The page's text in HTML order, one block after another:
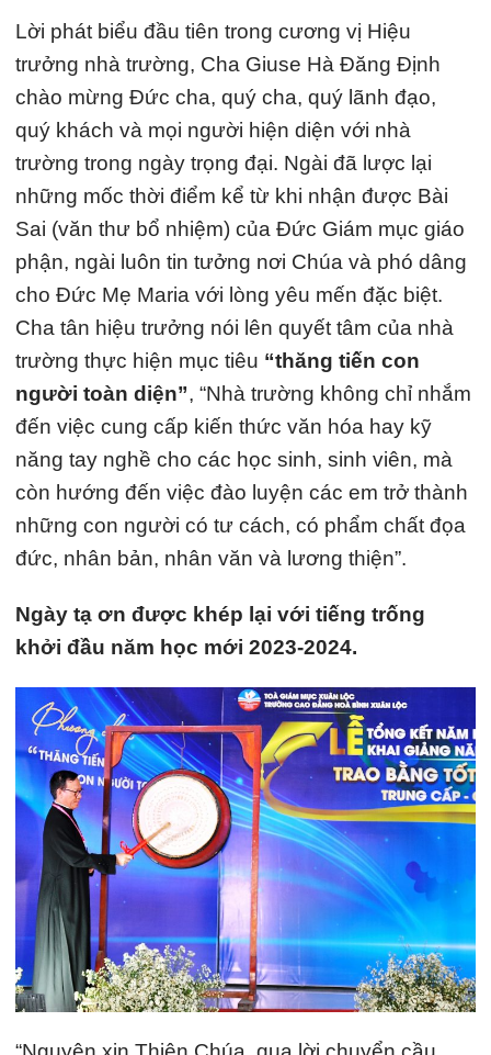
Lời phát biểu đầu tiên trong cương vị Hiệu
trưởng nhà trường, Cha Giuse Hà Đăng Định
chào mừng Đức cha, quý cha, quý lãnh đạo,
quý khách và mọi người hiện diện với nhà
trường trong ngày trọng đại. Ngài đã lược lại
những mốc thời điểm kể từ khi nhận được Bài
Sai (văn thư bổ nhiệm) của Đức Giám mục giáo
phận, ngài luôn tin tưởng nơi Chúa và phó dâng
cho Đức Mẹ Maria với lòng yêu mến đặc biệt.
Cha tân hiệu trưởng nói lên quyết tâm của nhà
trường thực hiện mục tiêu “thăng tiến con
người toàn diện”, “Nhà trường không chỉ nhắm
đến việc cung cấp kiến thức văn hóa hay kỹ
năng tay nghề cho các học sinh, sinh viên, mà
còn hướng đến việc đào luyện các em trở thành
những con người có tư cách, có phẩm chất đọa
đức, nhân bản, nhân văn và lương thiện”.
Ngày tạ ơn được khép lại với tiếng trống
khởi đầu năm học mới 2023-2024.